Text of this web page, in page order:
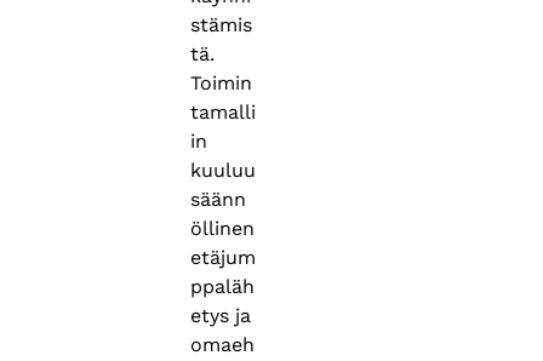
stämis
tä.
Toimin
tamalli
in
kuuluu
säänn
öllinen
etäjum
ppaläh
etys ja
omaeh